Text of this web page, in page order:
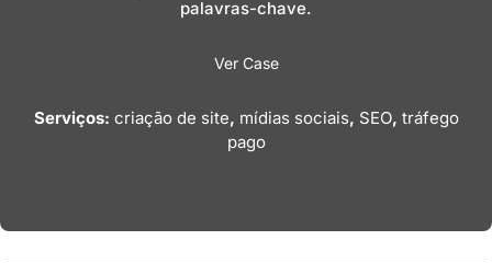
palavras-chave.
Ver Case
Serviços: criação de site, mídias sociais, SEO, tráfego
pago